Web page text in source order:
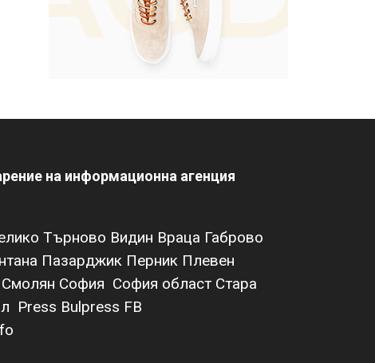
на информационна агенция
Търново Видин Враца Габрово
Пазарджик Перник Плевен
Смолян София София област Стара
Press Bulpress FB